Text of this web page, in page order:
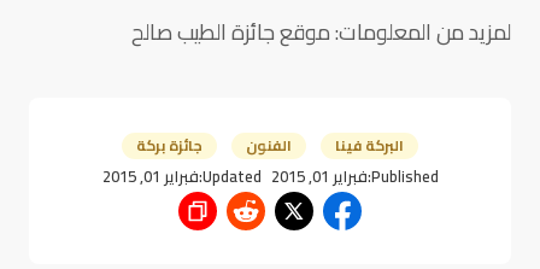
لمزيد من المعلومات: موقع جائزة الطيب صالح
البركة فينا الفنون جائزة بركة
Published:فبراير 01, 2015 Updated:فبراير 01, 2015